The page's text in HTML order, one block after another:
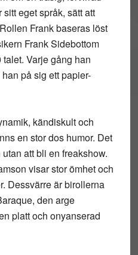
eget språk, sätt att
Frank baseras löst
Frank Sidebottom
Varje gång han
på sig ett papier-
kändiskult och
en stor dos humor. Det
att bli en freakshow.
visar stor ömhet och
Dessvärre är birollerna
den arge
platt och onyanserad